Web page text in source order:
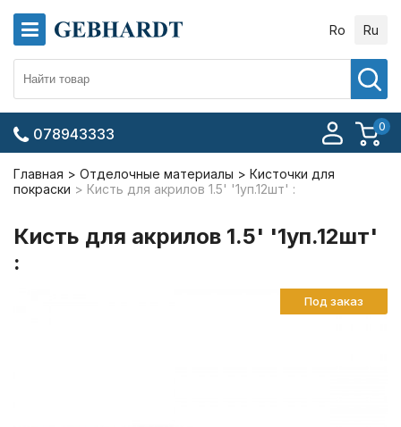
Ro Ru
0
078943333
Главная Отделочные материалы
Кисточки для
покраски
Кисть для акрилов 1.5' '1уп.12шт' :
Кисть для акрилов 1.5' '1уп.12шт'
:
Под заказ